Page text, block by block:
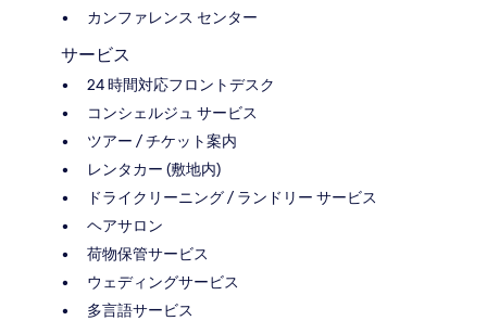
カンファレンス センター
サービス
24 時間対応フロントデスク
コンシェルジュ サービス
ツアー / チケット案内
レンタカー (敷地内)
ドライクリーニング / ランドリー サービス
ヘアサロン
荷物保管サービス
ウェディングサービス
多言語サービス